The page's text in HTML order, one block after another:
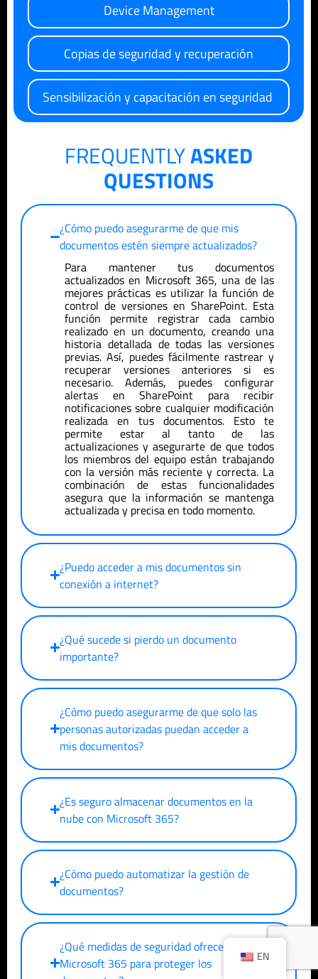
Device Management
Copias de seguridad y recuperación
Sensibilización y capacitación en seguridad
FREQUENTLYASKED
QUESTIONS
¿Cómo puedo asegurarme de que mis
documentos estén siempre actualizados?
Para mantener tus documentos
actualizados en Microsoft 365, una de las
mejores prácticas es utilizar la función de
control de versiones en SharePoint. Esta
función permite registrar cada cambio
realizado en un documento, creando una
historia detallada de todas las versiones
previas. Así, puedes fácilmente rastrear y
recuperar versiones anteriores si es
necesario. Además, puedes configurar
alertas en SharePoint para recibir
notificaciones sobre cualquier modificación
realizada en tus documentos. Esto te
permite estar al tanto de las
actualizaciones y asegurarte de que todos
los miembros del equipo están trabajando
con la versión más reciente y correcta. La
combinación de estas funcionalidades
asegura que la información se mantenga
actualizada y precisa en todo momento.
¿Puedo acceder a mis documentos sin
conexión a internet?
¿Qué sucede si pierdo un documento
importante?
¿Cómo puedo asegurarme de que solo las
personas autorizadas puedan acceder a
mis documentos?
¿Es seguro almacenar documentos en la
nube con Microsoft 365?
¿Cómo puedo automatizar la gestión de
documentos?
¿Qué medidas de seguridad ofrece
Microsoft 365 para proteger los
EN